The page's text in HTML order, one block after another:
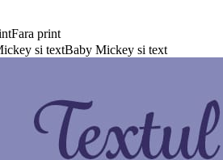
Fara print
Baby Mickey si text